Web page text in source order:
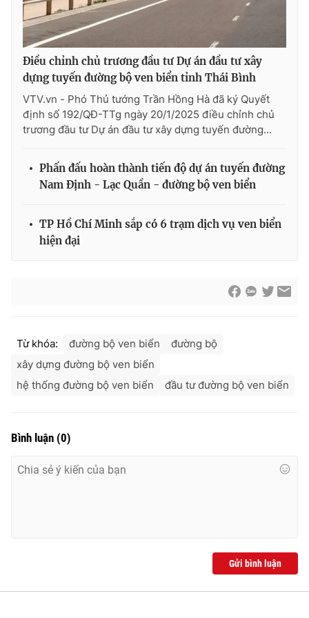
® Cấm sao chép dưới mọi hình thức nếu không có sự chấp
thuận bằng văn bản. Ghi rõ nguồn VTV.vn khi phát hành lại
thông tin từ website này.
Điều chỉnh chủ trương đầu tư Dự án đầu tư xây
dựng tuyến đường bộ ven biển tỉnh Thái Bình
VTV.vn - Phó Thủ tướng Trần Hồng Hà đã ký Quyết
định số 192/QĐ-TTg ngày 20/1/2025 điều chỉnh chủ
trương đầu tư Dự án đầu tư xây dựng tuyến đường...
Phấn đấu hoàn thành tiến độ dự án tuyến đường
Nam Định - Lạc Quần - đường bộ ven biển
TP Hồ Chí Minh sắp có 6 trạm dịch vụ ven biển
hiện đại
Từ khóa: đường bộ ven biển
đường bộ
xây dựng đường bộ ven biển
hệ thống đường bộ ven biển
đầu tư đường bộ ven biển
Bình luận (0)
Gửi bình luận